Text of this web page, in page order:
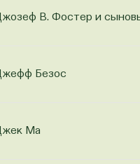
В. Фостер и
Безос
Ма